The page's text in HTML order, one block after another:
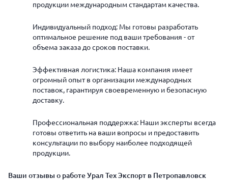
продукции международным стандартам качества.
Индивидуальный подход: Мы готовы разработать
оптимальное решение под ваши требования - от
объема заказа до сроков поставки.
Эффективная логистика: Наша компания имеет
огромный опыт в организации международных
поставок, гарантируя своевременную и безопасную
доставку.
Профессиональная поддержка: Наши эксперты всегда
готовы ответить на ваши вопросы и предоставить
консультации по выбору наиболее подходящей
продукции.
Ваши отзывы о работе Урал Тех Экспорт в Петропавловск